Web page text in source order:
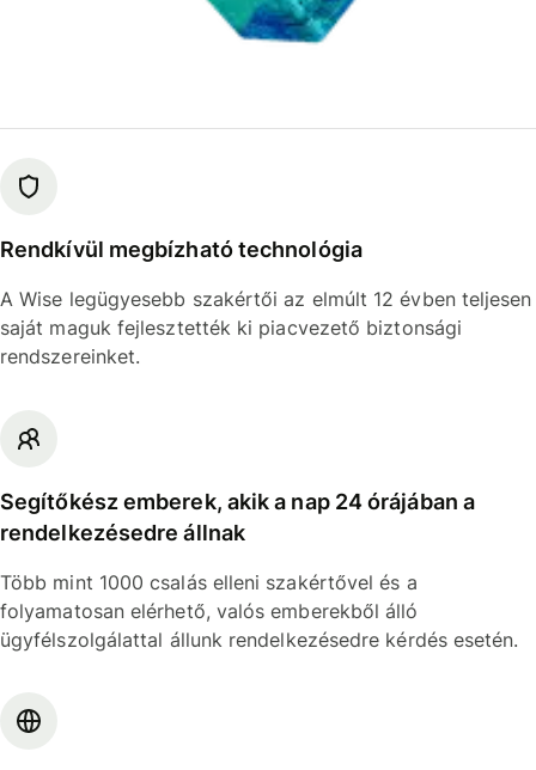
Rendkívül megbízható technológia
A Wise legügyesebb szakértői az elmúlt 12 évben teljesen
saját maguk fejlesztették ki piacvezető biztonsági
rendszereinket.
Segítőkész emberek, akik a nap 24 órájában a
rendelkezésedre állnak
Több mint 1000 csalás elleni szakértővel és a
folyamatosan elérhető, valós emberekből álló
ügyfélszolgálattal állunk rendelkezésedre kérdés esetén.